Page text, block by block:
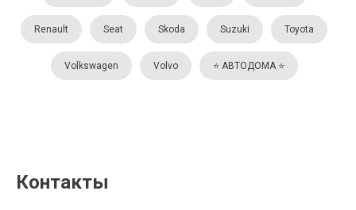
Renault Seat Skoda Suzuki Toyota
Volkswagen Volvo ⭐️ АВТОДОМА ⭐️
Контакты